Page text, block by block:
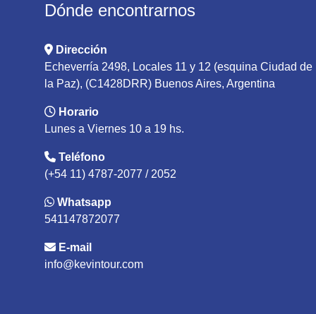
Dónde encontrarnos
Dirección
Echeverría 2498, Locales 11 y 12 (esquina Ciudad de
la Paz), (C1428DRR) Buenos Aires, Argentina
Horario
Lunes a Viernes 10 a 19 hs.
Teléfono
(+54 11) 4787-2077 / 2052
Whatsapp
541147872077
E-mail
info@kevintour.com